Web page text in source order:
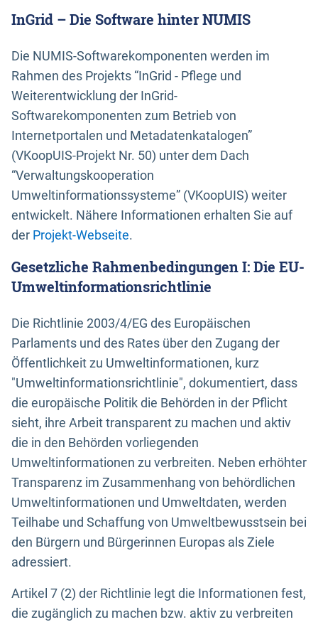
InGrid – Die Software hinter NUMIS
Die NUMIS-Softwarekomponenten werden im
Rahmen des Projekts “InGrid - Pflege und
Weiterentwicklung der InGrid-
Softwarekomponenten zum Betrieb von
Internetportalen und Metadatenkatalogen”
(VKoopUIS-Projekt Nr. 50) unter dem Dach
“Verwaltungskooperation
Umweltinformationssysteme” (VKoopUIS) weiter
entwickelt. Nähere Informationen erhalten Sie auf
der Projekt-Webseite.
Gesetzliche Rahmenbedingungen I: Die EU-
Umweltinformationsrichtlinie
Die Richtlinie 2003/4/EG des Europäischen
Parlaments und des Rates über den Zugang der
Öffentlichkeit zu Umweltinformationen, kurz
"Umweltinformationsrichtlinie", dokumentiert, dass
die europäische Politik die Behörden in der Pflicht
sieht, ihre Arbeit transparent zu machen und aktiv
die in den Behörden vorliegenden
Umweltinformationen zu verbreiten. Neben erhöhter
Transparenz im Zusammenhang von behördlichen
Umweltinformationen und Umweltdaten, werden
Teilhabe und Schaffung von Umweltbewusstsein bei
den Bürgern und Bürgerinnen Europas als Ziele
adressiert.
Artikel 7 (2) der Richtlinie legt die Informationen fest,
die zugänglich zu machen bzw. aktiv zu verbreiten